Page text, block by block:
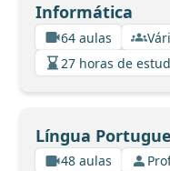
Informática
64 aulas
27 horas de
Língua
48 aulas